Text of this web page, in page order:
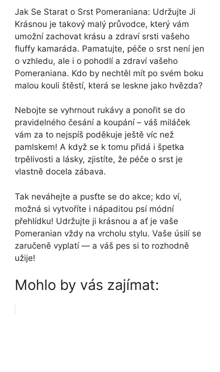
Jak Se Starat o Srst Pomeraniana: Udržujte Ji
Krásnou je takový malý průvodce, který vám
umožní zachovat krásu a zdraví srsti vašeho
fluffy kamaráda. Pamatujte, péče o srst není jen
o vzhledu, ale i o pohodlí a zdraví vašeho
Pomeraniana. Kdo by nechtěl mít po svém boku
malou kouli štěstí, která se leskne jako hvězda?
Nebojte se vyhrnout rukávy a ponořit se do
pravidelného česání a koupání – váš miláček
vám za to nejspíš poděkuje ještě víc než
pamlskem! A když se k tomu přidá i špetka
trpělivosti a lásky, zjistíte, že péče o srst je
vlastně docela zábava.
Tak neváhejte a pusťte se do akce; kdo ví,
možná si vytvoříte i nápaditou psí módní
přehlídku! Udržujte ji krásnou a ať je vaše
Pomeranian vždy na vrcholu stylu. Vaše úsilí se
zaručeně vyplatí — a váš pes si to rozhodně
užije!
Mohlo by vás zajímat: